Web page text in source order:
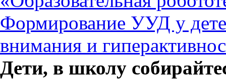
Формирование УУД у
внимания и
Дети, в школу